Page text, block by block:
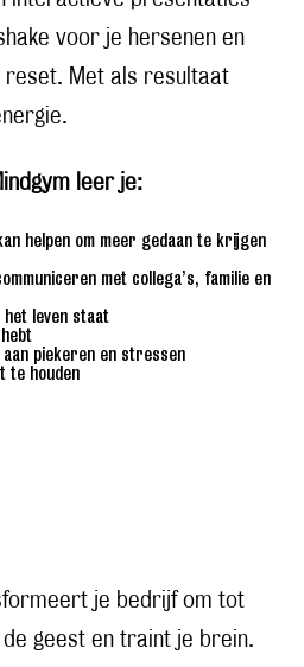
voor je hersenen en
reset. Met als resultaat
leer je:
helpen om meer gedaan te krijgen
met collega’s, familie en
het leven staat
piekeren en stressen
te houden
je bedrijf om tot
geest en traint je brein.